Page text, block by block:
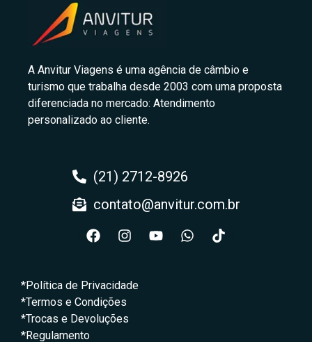
A Anvitur Viagens é uma agência de câmbio e
turismo que trabalha desde 2003 com uma proposta
diferenciada no mercado: Atendimento
personalizado ao cliente.
(21) 2712-8926
contato@anvitur.com.br
*Política de Privacidade
*Termos e Condições
*Trocas e Devoluções
*Regulamento